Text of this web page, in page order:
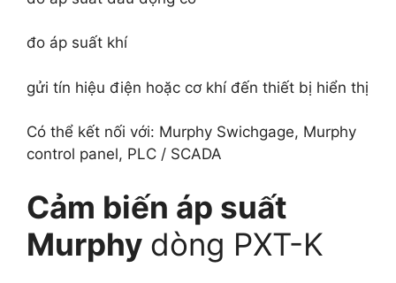
đo áp suất khí
gửi tín hiệu điện hoặc cơ khí đến thiết bị hiển thị
Có thể kết nối với: Murphy Swichgage, Murphy
control panel, PLC / SCADA
Cảm biến áp suất
Murphy dòng PXT-K